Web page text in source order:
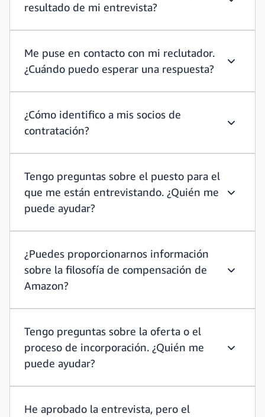
resultado de mi entrevista?
Me puse en contacto con mi reclutador.
¿Cuándo puedo esperar una respuesta?
¿Cómo identifico a mis socios de
contratación?
Tengo preguntas sobre el puesto para el
que me están entrevistando. ¿Quién me
puede ayudar?
¿Puedes proporcionarnos información
sobre la filosofía de compensación de
Amazon?
Tengo preguntas sobre la oferta o el
proceso de incorporación. ¿Quién me
puede ayudar?
He aprobado la entrevista, pero el